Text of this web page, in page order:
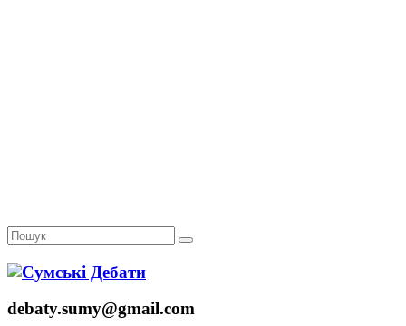
debaty.sumy@gmail.com